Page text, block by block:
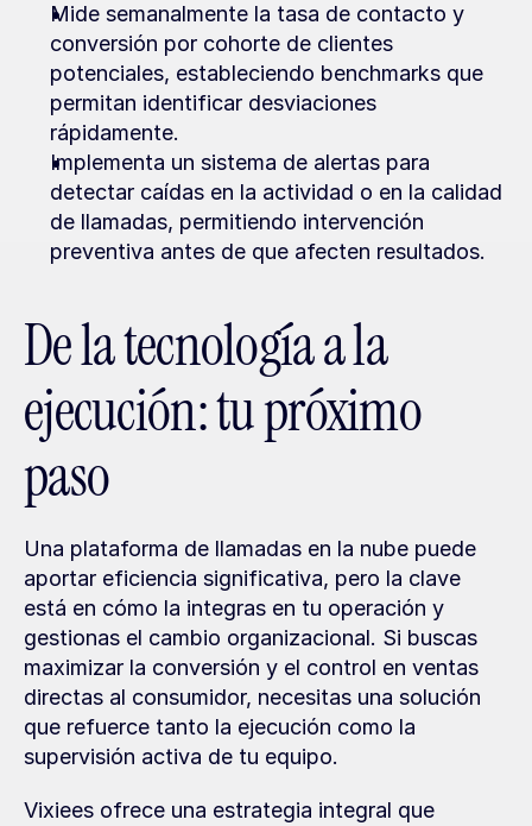
Mide semanalmente la tasa de contacto y
conversión por cohorte de clientes
potenciales, estableciendo benchmarks que
permitan identificar desviaciones
rápidamente.
Implementa un sistema de alertas para
detectar caídas en la actividad o en la calidad
de llamadas, permitiendo intervención
preventiva antes de que afecten resultados.
De la tecnología a la
ejecución: tu próximo
paso
Una plataforma de llamadas en la nube puede
aportar eficiencia significativa, pero la clave
está en cómo la integras en tu operación y
gestionas el cambio organizacional. Si buscas
maximizar la conversión y el control en ventas
directas al consumidor, necesitas una solución
que refuerce tanto la ejecución como la
supervisión activa de tu equipo.
Vixiees ofrece una estrategia integral que